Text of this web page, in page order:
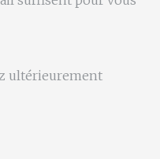
ultérieurement